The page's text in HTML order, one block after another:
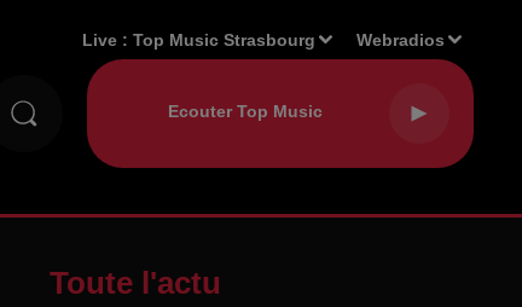
Live :Top Music Strasbourg Webradios
Toute l'actu